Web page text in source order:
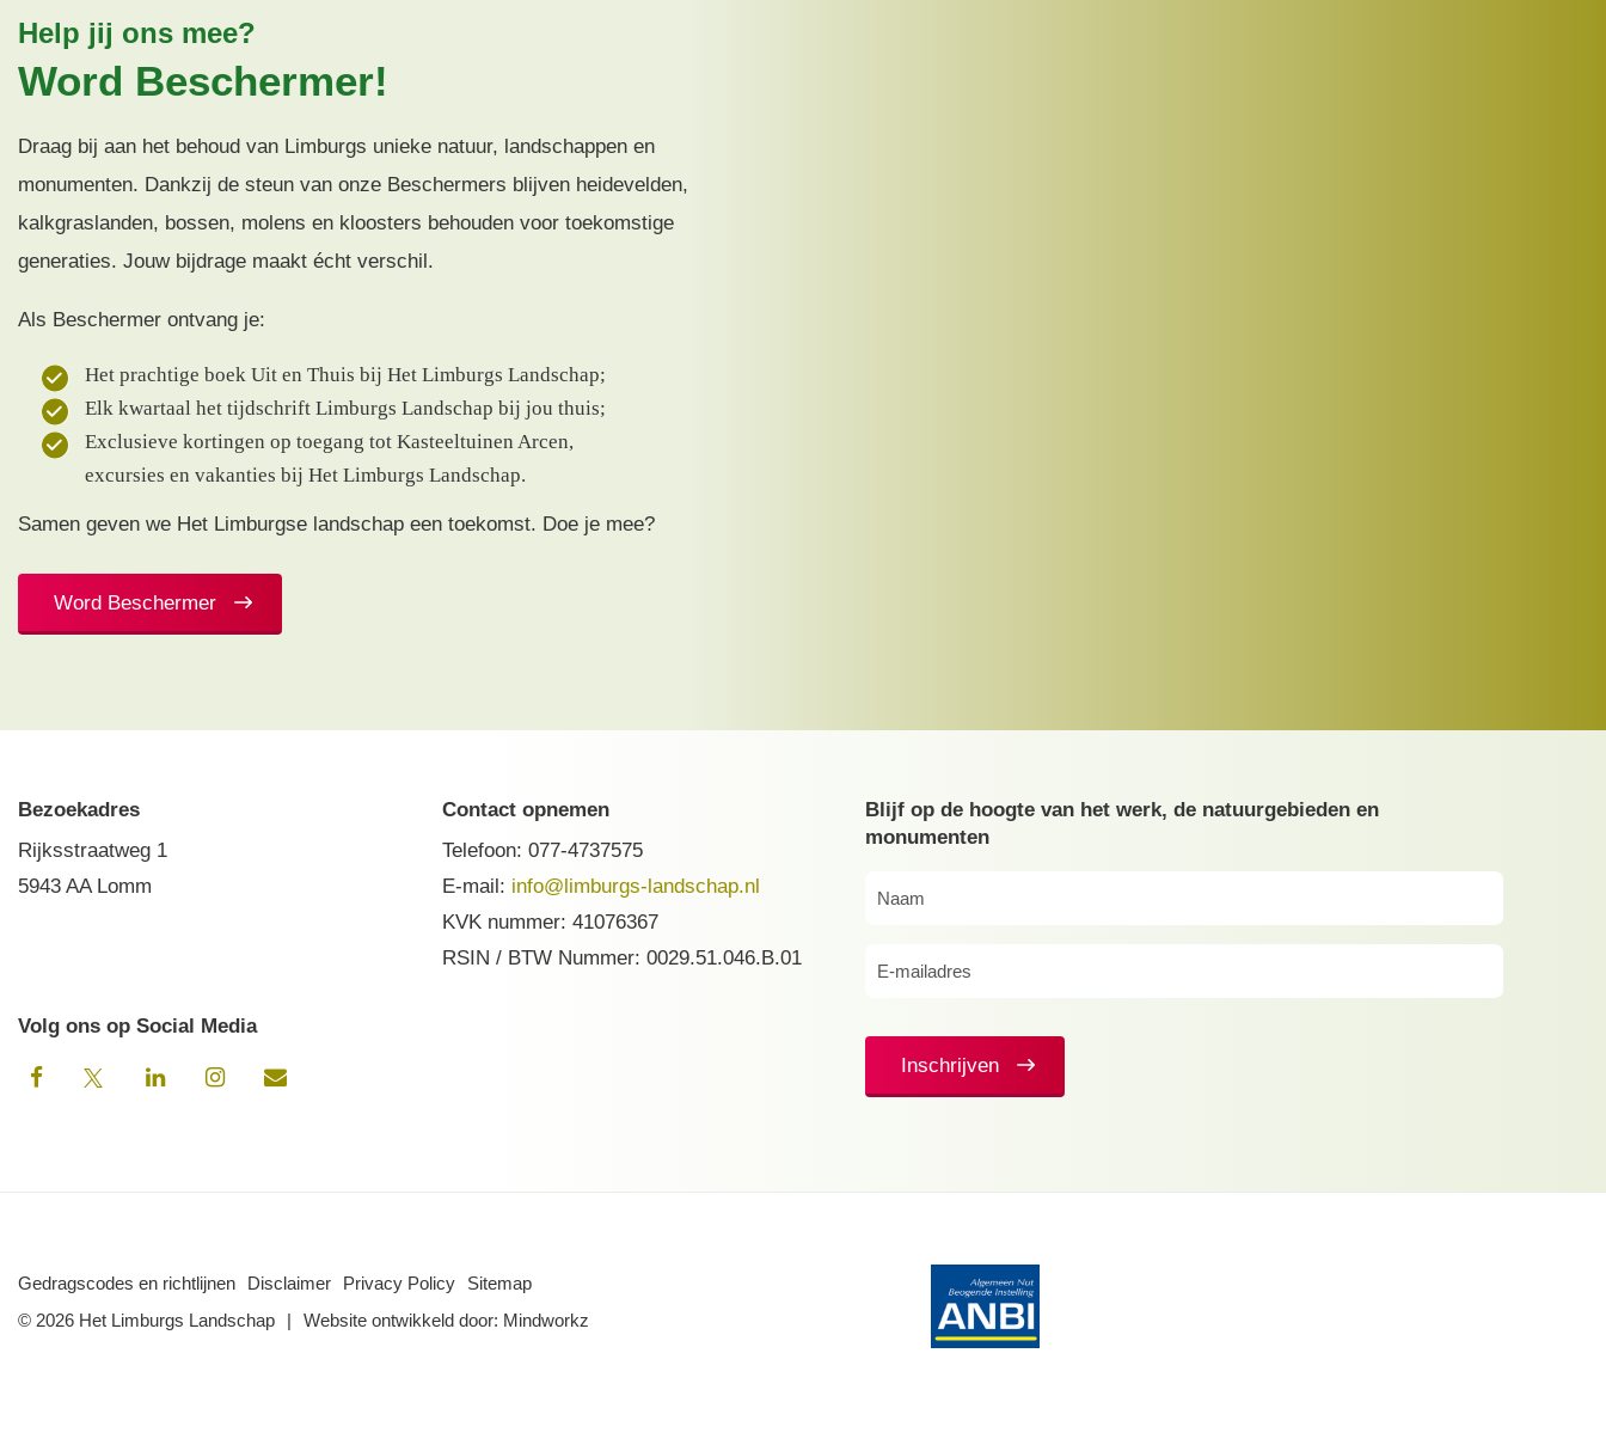
Help jij ons mee?
Word Beschermer!
Draag bij aan het behoud van Limburgs unieke natuur, landschappen en
monumenten. Dankzij de steun van onze Beschermers blijven heidevelden,
kalkgraslanden, bossen, molens en kloosters behouden voor toekomstige
generaties. Jouw bijdrage maakt écht verschil.
Als Beschermer ontvang je:
Het prachtige boek Uit en Thuis bij Het Limburgs Landschap;
Elk kwartaal het tijdschrift Limburgs Landschap bij jou thuis;
Exclusieve kortingen op toegang tot Kasteeltuinen Arcen,
excursies en vakanties bij Het Limburgs Landschap.
Samen geven we Het Limburgse landschap een toekomst. Doe je mee?
Word Beschermer
Bezoekadres
Rijksstraatweg 1
5943 AA Lomm
Contact opnemen
Telefoon: 077-4737575
E-mail: info@limburgs-landschap.nl
KVK nummer: 41076367
RSIN / BTW Nummer: 0029.51.046.B.01
Volg ons op Social Media
Blijf op de hoogte van het werk, de natuurgebieden en
monumenten
Inschrijven
Gedragscodes en richtlijnen Disclaimer Privacy Policy
Sitemap
© 2026 Het Limburgs Landschap
Website ontwikkeld door: Mindworkz